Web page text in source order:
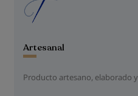
Artesanal
Producto artesano, elaborado